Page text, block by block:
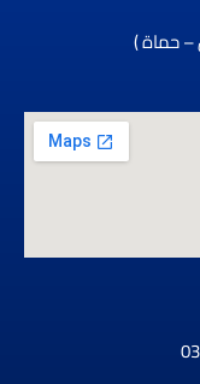
– حماة )